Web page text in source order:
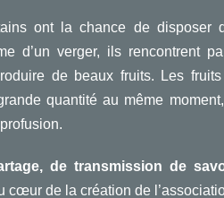
ont la chance de disposer
d’un verger, ils rencontrent
de beaux fruits. Les
quantité au même
de transmission de
cœur de la création de